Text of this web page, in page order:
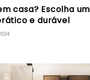
casa? Escolha um
e durável